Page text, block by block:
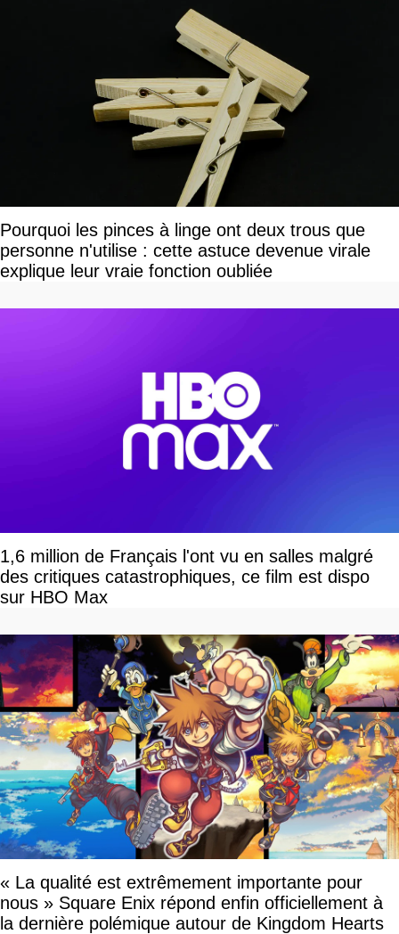
Pourquoi les pinces à linge ont deux trous que
personne n'utilise : cette astuce devenue virale
explique leur vraie fonction oubliée
1,6 million de Français l'ont vu en salles malgré
des critiques catastrophiques, ce film est dispo
sur HBO Max
« La qualité est extrêmement importante pour
nous » Square Enix répond enfin officiellement à
la dernière polémique autour de Kingdom Hearts